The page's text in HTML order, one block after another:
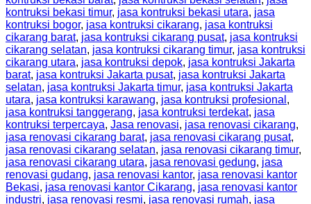
kontruksi bekasi timur, jasa kontruksi bekasi utara, jasa
kontruksi bogor, jasa kontruksi cikarang, jasa kontruksi
cikarang barat, jasa kontruksi cikarang pusat, jasa kontruksi
cikarang selatan, jasa kontruksi cikarang timur, jasa kontruksi
cikarang utara, jasa kontruksi depok, jasa kontruksi Jakarta
barat, jasa kontruksi Jakarta pusat, jasa kontruksi Jakarta
selatan, jasa kontruksi Jakarta timur, jasa kontruksi Jakarta
utara, jasa kontruksi karawang, jasa kontruksi profesional ,
jasa kontruksi tanggerang, jasa kontruksi terdekat, jasa
kontruksi terpercaya, Jasa renovasi, jasa renovasi cikarang,
jasa renovasi cikarang barat, jasa renovasi cikarang pusat,
jasa renovasi cikarang selatan, jasa renovasi cikarang timur,
jasa renovasi cikarang utara, jasa renovasi gedung, jasa
renovasi gudang, jasa renovasi kantor, jasa renovasi kantor
Bekasi, jasa renovasi kantor Cikarang, jasa renovasi kantor
industri, jasa renovasi resmi, jasa renovasi rumah, jasa